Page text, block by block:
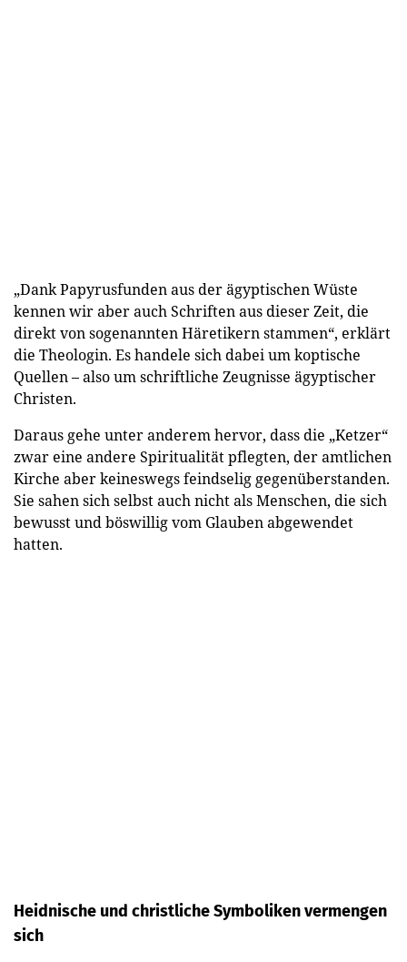
„Dank Papyrusfunden aus der ägyptischen Wüste
kennen wir aber auch Schriften aus dieser Zeit, die
direkt von sogenannten Häretikern stammen“, erklärt
die Theologin. Es handele sich dabei um koptische
Quellen – also um schriftliche Zeugnisse ägyptischer
Christen.
Daraus gehe unter anderem hervor, dass die „Ketzer“
zwar eine andere Spiritualität pflegten, der amtlichen
Kirche aber keineswegs feindselig gegenüberstanden.
Sie sahen sich selbst auch nicht als Menschen, die sich
bewusst und böswillig vom Glauben abgewendet
hatten.
Heidnische und christliche Symboliken vermengen
sich